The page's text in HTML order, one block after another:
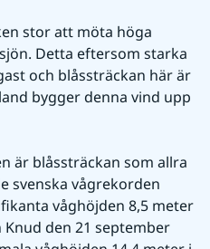
stor att möta höga
Detta eftersom starka
och blåssträckan här är
bygger denna vind upp
är blåssträckan som allra
svenska vågrekorden
våghöjden 8,5 meter
den 21 september